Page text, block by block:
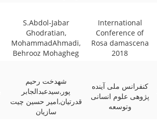
S.Abdol-Jabar
Ghodratian,
MohammadAhmadi,
Behrooz Mohagheg
International
Conference of
Rosa damascena
2018
شهدخت رحیم
پور,سیدعبدالجابر
قدرتیان,امیر حسین چیت
سازیان
کنفرانس ملی آینده
پژوهی علوم انسانی
وتوسعه